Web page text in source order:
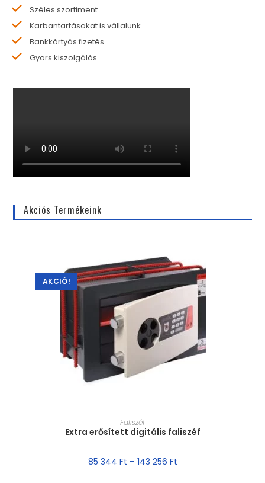
Széles szortiment
Karbantartásokat is vállalunk
Bankkártyás fizetés
Gyors kiszolgálás
Akciós Termékeink
AKCIÓ!
MÉRET VÁLASZTÁSA
Faliszéf
Extra erősített digitális faliszéf
85 344 Ft – 143 256 Ft